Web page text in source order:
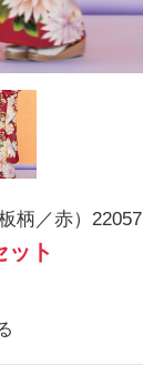
柄／赤）22057
ット